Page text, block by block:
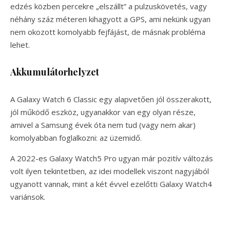
edzés közben percekre „elszállt” a pulzuskövetés, vagy
néhány száz méteren kihagyott a GPS, ami nekünk ugyan
nem okozott komolyabb fejfájást, de másnak probléma
lehet.
Akkumulátorhelyzet
A Galaxy Watch 6 Classic egy alapvetően jól összerakott,
jól működő eszköz, ugyanakkor van egy olyan része,
amivel a Samsung évek óta nem tud (vagy nem akar)
komolyabban foglalkozni: az üzemidő.
A 2022-es Galaxy Watch5 Pro ugyan már pozitív változás
volt ilyen tekintetben, az idei modellek viszont nagyjából
ugyanott vannak, mint a két évvel ezelőtti Galaxy Watch4
variánsok.